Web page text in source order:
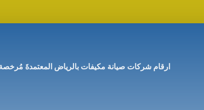
ارقام شركات صيانة مكيفات بالرياض المعتمدةَ